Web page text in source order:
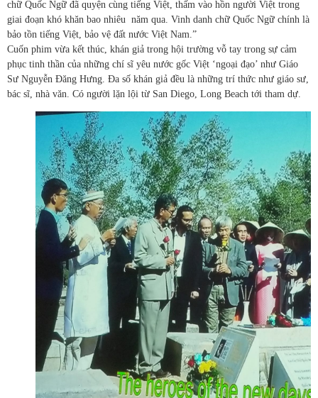
chữ Quốc Ngữ đã quyện cùng tiếng Việt, thấm vào hồn người Việt trong
giai đoạn khó khăn bao nhiêu năm qua. Vinh danh chữ Quốc Ngữ chính là
bảo tồn tiếng Việt, bảo vệ đất nước Việt Nam.”
Cuốn phim vừa kết thúc, khán giả trong hội trường vỗ tay trong sự cảm
phục tinh thần của những chí sĩ yêu nước gốc Việt ‘ngoại đạo’ như Giáo
Sư Nguyễn Đăng Hưng. Đa số khán giả đều là những trí thức như giáo sư,
bác sĩ, nhà văn. Có người lặn lội từ San Diego, Long Beach tới tham dự.